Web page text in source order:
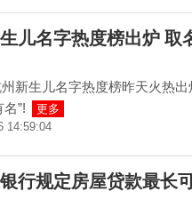
儿名字热度榜出炉 取
新生儿名字热度榜昨天火热
”!
更多
14:59:04
行规定房屋贷款最长